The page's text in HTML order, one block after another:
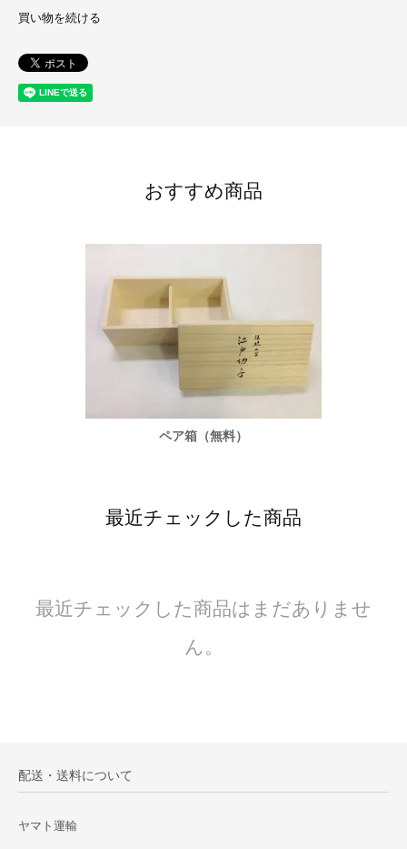
買い物を続ける
おすすめ商品
ペア箱（無料）
最近チェックした商品
最近チェックした商品はまだありませ
ん。
配送・送料について
ヤマト運輸